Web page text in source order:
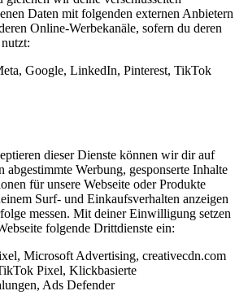
Daten mit folgenden externen Anbietern
Online-Werbekanäle, sofern du deren
Google, LinkedIn, Pinterest, TikTok
dieser Dienste können wir dir auf
abgestimmte Werbung, gesponserte Inhalte
für unsere Webseite oder Produkte
Surf- und Einkaufsverhalten anzeigen
messen. Mit deiner Einwilligung setzen
folgende Drittdienste ein:
Microsoft Advertising, creativecdn.com
Pixel, Klickbasierte
Ads Defender